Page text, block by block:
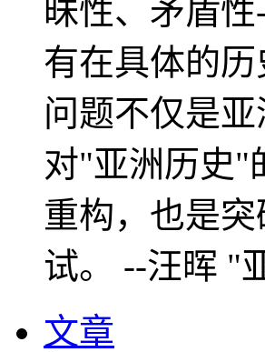
昧性、矛盾
有在具体的
问题不仅是
对"亚洲历史"
重构，也是
试。 --汪晖 "
文章